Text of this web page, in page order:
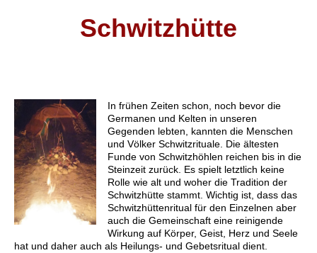
Schwitzhütte
In frühen Zeiten schon, noch bevor die
Germanen und Kelten in unseren
Gegenden lebten, kannten die Menschen
und Völker Schwitzrituale. Die ältesten
Funde von Schwitzhöhlen reichen bis in die
Steinzeit zurück. Es spielt letztlich keine
Rolle wie alt und woher die Tradition der
Schwitzhütte stammt. Wichtig ist, dass das
Schwitzhüttenritual für den Einzelnen aber
auch die Gemeinschaft eine reinigende
Wirkung auf Körper, Geist, Herz und Seele
hat und daher auch als Heilungs- und Gebetsritual dient.